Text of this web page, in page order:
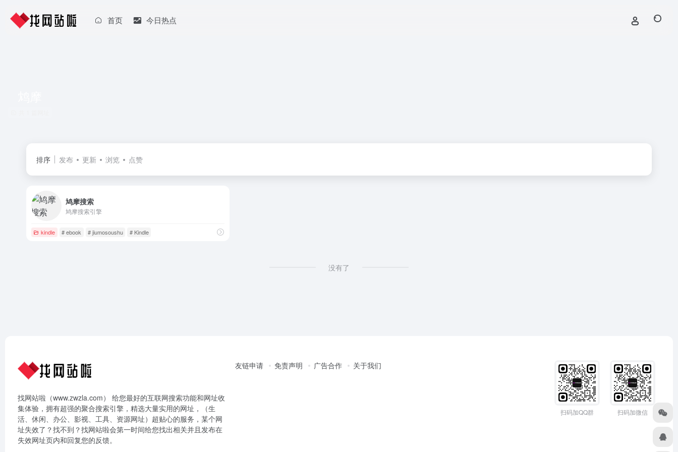
首页 今日热点
排序 发布 更新 浏览 点赞
鸠摩搜索
鸠摩搜索引擎
kindle # ebook # jiumosoushu # Kindle
没有了
找网站啦（www.zwzla.com） 给您最好的互联网搜索功能和网址收
集体验，拥有超强的聚合搜索引擎，精选大量实用的网址，（生
活、休闲、办公、影视、工具、资源网址）超贴心的服务，某个网
址失效了？找不到？找网站啦会第一时间给您找出相关并且发布在
失效网址页内和回复您的反馈。
友链申请 免责声明 广告合作 关于我们
扫码加QQ群 扫码加微信